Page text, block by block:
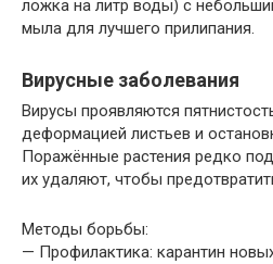
ложка на литр воды) с
мыла для лучшего прилипания.
Вирусные заболевания
Вирусы проявляются
деформацией листьев и
Поражённые растения редко
их удаляют, чтобы
Методы борьбы:
— Профилактика: карантин